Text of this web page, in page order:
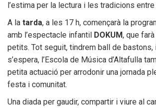
Òrgans de govern i
Vídeo Acta
l’estima per la lectura i les tradicions
A la tarda, a les 17 h, començarà la
amb l’espectacle infantil DOKUM, que
petits. Tot seguit, tindrem ball de bastons,
s’espera, l’Escola de Música d’Altafulla
petita actuació per arrodonir una jornada
festa i comunitat.
Una diada per gaudir, compartir i viure al